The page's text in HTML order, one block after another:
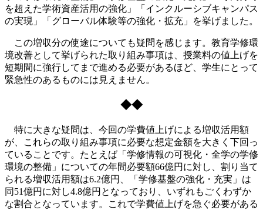
を超えた学術資産活用の強化」「インクルーシブキャンパス
の実現」「グローバル体験等の強化・拡充」を挙げました。
この増収分の使途についても疑問を感じます。教育学修環
境改善として挙げられた取り組み事項は、授業料の値上げを
短期間に強行してまで進める必要があるほど、学生にとって
緊急性のあるものには見えません。
◆◆
特に大きな疑問は、今回の学費値上げによる増収活用額
が、これらの取り組み事項に必要な想定金額を大きく下回っ
ていることです。たとえば「学修情報の可視化・全学の学修
環境の整備」についての年間必要額66億円に対し、割り当て
られる増収活用額は6.2億円、「学修基盤の強化・充実」は
同51億円に対し4.8億円となっており、いずれもごくわずか
な割合となっています。これで学費値上げを急ぐ必要がある